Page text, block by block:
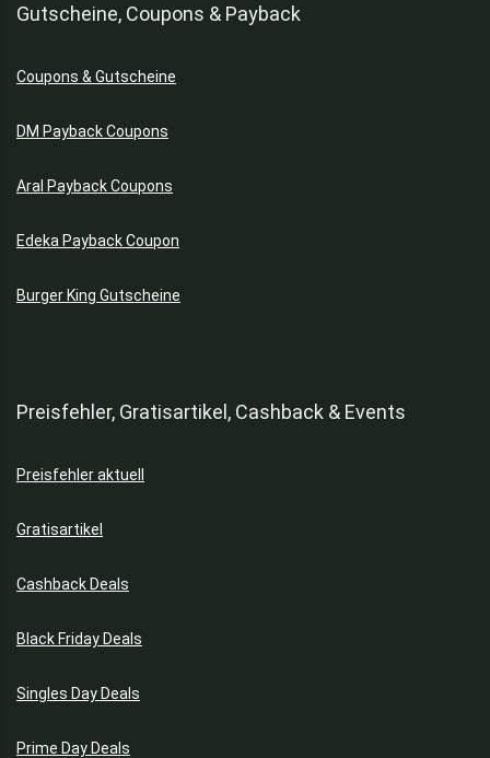
Gutscheine, Coupons & Payback
Coupons & Gutscheine
DM Payback Coupons
Aral Payback Coupons
Edeka Payback Coupon
Burger King Gutscheine
Preisfehler, Gratisartikel, Cashback & Events
Preisfehler aktuell
Gratisartikel
Cashback Deals
Black Friday Deals
Singles Day Deals
Prime Day Deals